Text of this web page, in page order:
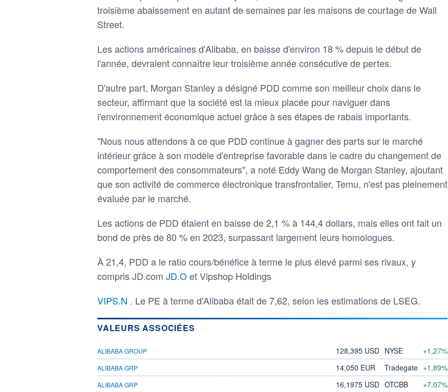
troisième abaissement en autant de semaines par les maisons de courtage de Wall
Street.
Les actions américaines d'Alibaba, en baisse d'environ 18 % depuis le début de
l'année, devraient connaître leur troisième année consécutive de pertes.
D'autre part, Morgan Stanley a désigné PDD comme son meilleur choix dans le
secteur, affirmant que la société est la mieux placée pour naviguer dans
l'environnement économique actuel grâce à ses étapes de rabais importants.
"Nous nous attendons à ce que PDD continue à gagner des parts sur le marché
intérieur grâce à son modèle d'entreprise favorable dans le cadre du changement de
comportement des consommateurs", a noté Eddy Wang de Morgan Stanley, ajoutant
que son activité de commerce électronique transfrontalier, Temu, n'est pas pleinement
évaluée par le marché.
Les actions de PDD étaient en baisse de 2,1 % à 144,4 dollars, mais elles ont fait un
bond de près de 80 % en 2023, surpassant largement leurs homologues.
À 21,4, PDD a le ratio cours/bénéfice à terme le plus élevé parmi ses rivaux, y
compris JD.com JD.Oet Vipshop Holdings
VIPS.N . Le PE à terme d'Alibaba était de 7,62, selon les estimations de LSEG.
VALEURS ASSOCIÉES
ALIBABA GROUP 128,395 USD NYSE +1,27%
ALIBABA GRP 14,050 EUR Tradegate +1,89%
ALIBABA GRP 16,1975 USD OTCBB +7,07%